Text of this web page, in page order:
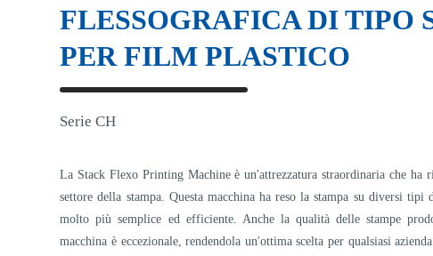
FLESSOGRAFICA DI TIPO
PER FILM PLASTICO
Serie CH
La Stack Flexo Printing Machine è un'attrezzatura straordinaria che ha
settore della stampa. Questa macchina ha reso la stampa su diversi
molto più semplice ed efficiente. Anche la qualità delle stampe
macchina è eccezionale, rendendola un'ottima scelta per qualsiasi